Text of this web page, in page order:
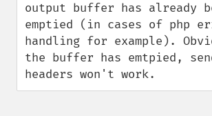
output buffer has already
emptied (in cases of php
handling for example).
the buffer has emtpied,
headers won't work.